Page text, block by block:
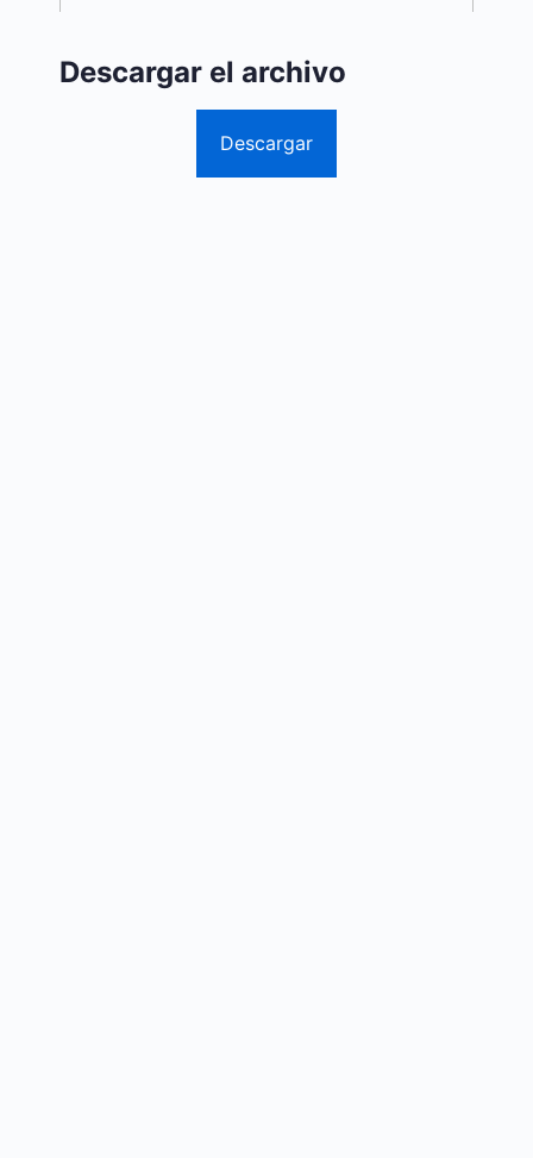
Descargar el archivo
Descargar